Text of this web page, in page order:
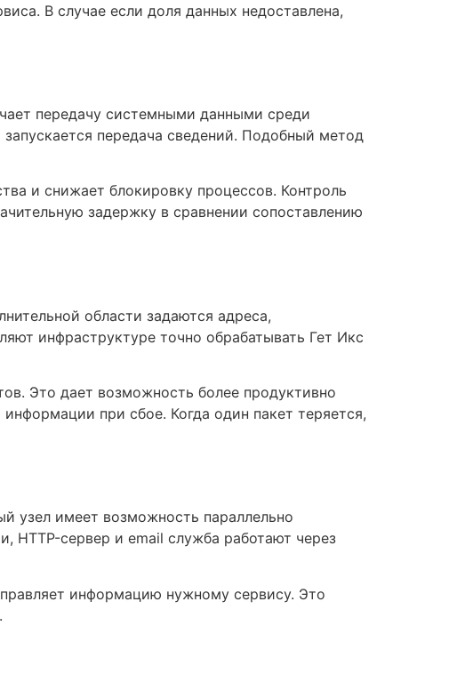
В случае если доля данных недоставлена,
передачу системными данными среди
передача сведений. Подобный метод
и снижает блокировку процессов. Контроль
задержку в сравнении сопоставлению
области задаются адреса,
инфраструктуре точно обрабатывать Гет Икс
Это дает возможность более продуктивно
при сбое. Когда один пакет теряется,
узел имеет возможность параллельно
HTTP-сервер и email служба работают через
информацию нужному сервису. Это